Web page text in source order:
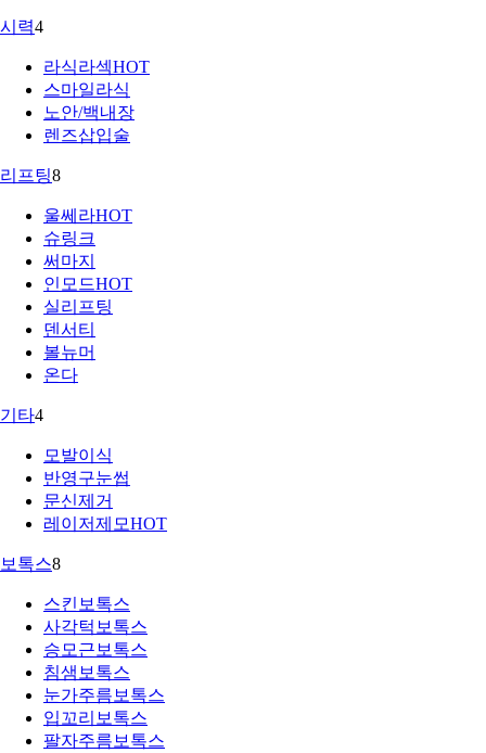
시력4
라식라섹HOT
스마일라식
노안/백내장
렌즈삽입술
리프팅8
울쎄라HOT
슈링크
써마지
인모드HOT
실리프팅
덴서티
볼뉴머
온다
기타4
모발이식
반영구눈썹
문신제거
레이저제모HOT
보톡스8
스킨보톡스
사각턱보톡스
승모근보톡스
침샘보톡스
눈가주름보톡스
입꼬리보톡스
팔자주름보톡스